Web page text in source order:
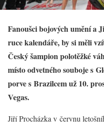
Fanoušci bojových umění a
ruce kalendáře, by si měli
Český šampion polotěžké
místo odvetného souboje s
porve s Brazilcem už 10.
Vegas.
Jiří Procházka v červnu